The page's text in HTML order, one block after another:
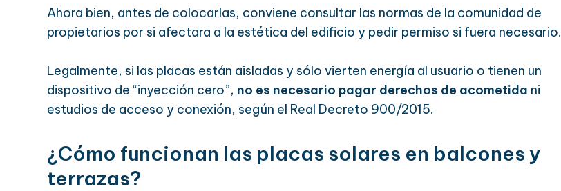
Ahora bien, antes de colocarlas, conviene consultar las normas de la comunidad de
propietarios por si afectara a la estética del edificio y pedir permiso si fuera necesario.
Legalmente, si las placas están aisladas y sólo vierten energía al usuario o tienen un
dispositivo de “inyección cero”, no es necesario pagar derechos de acometida ni
estudios de acceso y conexión, según el Real Decreto 900/2015.
¿Cómo funcionan las placas solares en balcones y
terrazas?